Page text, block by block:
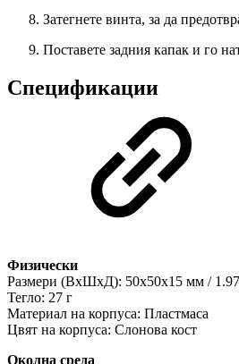
Затегнете винта, за да
Поставете задния капак и го
Спецификации
Физически
Размери (ВxШxД): 50x50x15 мм /
Тегло: 27 г
Материал на корпуса: Пластмаса
Цвят на корпуса: Слонова кост
Околна среда